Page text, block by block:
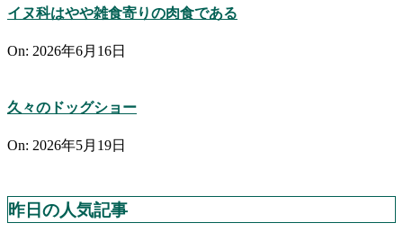
イヌ科はやや雑食寄りの肉食である
On: 2026年6月16日
久々のドッグショー
On: 2026年5月19日
昨日の人気記事